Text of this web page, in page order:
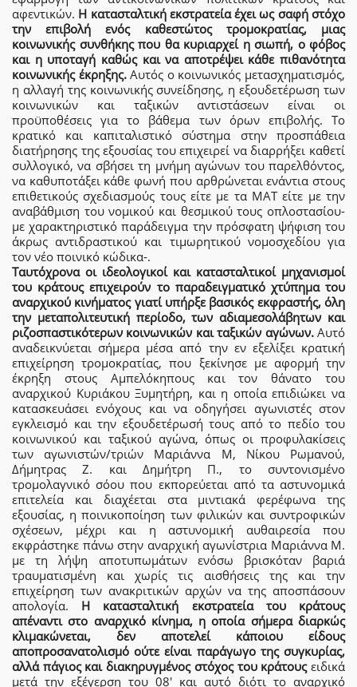
αφεντικών. Η κατασταλτική εκστρατεία έχει ως σαφή στόχο
την επιβολή ενός καθεστώτος τρομοκρατίας, μιας
κοινωνικής συνθήκης που θα κυριαρχεί η σιωπή, ο φόβος
και η υποταγή καθώς και να αποτρέψει κάθε πιθανότητα
κοινωνικής έκρηξης.Αυτός ο κοινωνικός μετασχηματισμός,
η αλλαγή της κοινωνικής συνείδησης, η εξουδετέρωση των
κοινωνικών και ταξικών αντιστάσεων είναι οι
προϋποθέσεις για το βάθεμα των όρων επιβολής. Το
κρατικό και καπιταλιστικό σύστημα στην προσπάθεια
διατήρησης της εξουσίας του επιχειρεί να διαρρήξει καθετί
συλλογικό, να σβήσει τη μνήμη αγώνων του παρελθόντος,
να καθυποτάξει κάθε φωνή που αρθρώνεται ενάντια στους
επιθετικούς σχεδιασμούς τους είτε με τα ΜΑΤ είτε με την
αναβάθμιση του νομικού και θεσμικού τους οπλοστασίου-
με χαρακτηριστικό παράδειγμα την πρόσφατη ψήφιση του
άκρως αντιδραστικού και τιμωρητικού νομοσχεδίου για
τον νέο ποινικό κώδικα-.
Ταυτόχρονα οι ιδεολογικοί και κατασταλτικοί μηχανισμοί
του κράτους επιχειρούν το παραδειγματικό χτύπημα του
αναρχικού κινήματος γιατί υπήρξε βασικός εκφραστής, όλη
την μεταπολιτευτική περίοδο, των αδιαμεσολάβητων και
ριζοσπαστικότερων κοινωνικών και ταξικών αγώνων.Αυτό
αναδεικνύεται σήμερα μέσα από την εν εξελίξει κρατική
επιχείρηση τρομοκρατίας, που ξεκίνησε με αφορμή την
έκρηξη στους Αμπελόκηπους και τον θάνατο του
αναρχικού Κυριάκου Ξυμητήρη, και η οποία επιδιώκει να
κατασκευάσει ενόχους και να οδηγήσει αγωνιστές στον
εγκλεισμό και την εξουδετέρωσή τους από το πεδίο του
κοινωνικού και ταξικού αγώνα, όπως οι προφυλακίσεις
των αγωνιστών/τριών Μαριάννα Μ, Νίκου Ρωμανού,
Δήμητρας Ζ. και Δημήτρη Π., το συντονισμένο
τρομολαγνικό σόου που εκπορεύεται από τα αστυνομικά
επιτελεία και διαχέεται στα μιντιακά φερέφωνα της
εξουσίας, η ποινικοποίηση των φιλικών και συντροφικών
σχέσεων, μέχρι και η αστυνομική αυθαιρεσία που
εκφράστηκε πάνω στην αναρχική αγωνίστρια Μαριάννα Μ.
με τη λήψη αποτυπωμάτων ενόσω βρισκόταν βαριά
τραυματισμένη και χωρίς τις αισθήσεις της και την
επιχείρηση των ανακριτικών αρχών να της αποσπάσουν
απολογία. Η κατασταλτική εκστρατεία του κράτους
απέναντι στο αναρχικό κίνημα, η οποία σήμερα διαρκώς
κλιμακώνεται, δεν αποτελεί κάποιου είδους
αποπροσανατολισμό ούτε είναι παράγωγο της συγκυρίας,
αλλά πάγιος και διακηρυγμένος στόχος του κράτουςειδικά
μετά την εξέγερση του 08′ και αυτό διότι το αναρχικό